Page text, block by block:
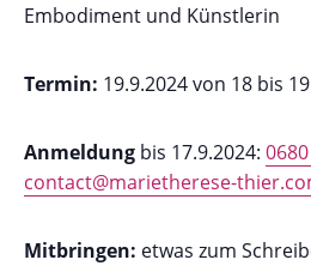
Embodiment und Künstlerin
Termin: 19.9.2024 von 18 bis
Anmeldung bis 17.9.2024:
contact@marietherese-
Mitbringen: etwas zum